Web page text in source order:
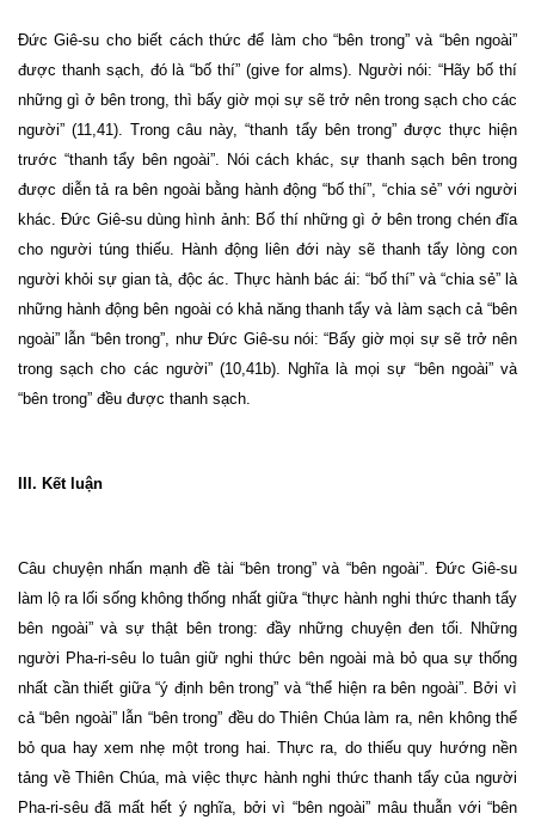
Đức Giê-su cho biết cách thức để làm cho “bên trong” và “bên ngoài”
được thanh sạch, đó là “bố thí” (give for alms). Người nói: “Hãy bố thí
những gì ở bên trong, thì bấy giờ mọi sự sẽ trở nên trong sạch cho các
người” (11,41). Trong câu này, “thanh tẩy bên trong” được thực hiện
trước “thanh tẩy bên ngoài”. Nói cách khác, sự thanh sạch bên trong
được diễn tả ra bên ngoài bằng hành động “bố thí”, “chia sẻ” với người
khác. Đức Giê-su dùng hình ảnh: Bố thí những gì ở bên trong chén đĩa
cho người túng thiếu. Hành động liên đới này sẽ thanh tẩy lòng con
người khỏi sự gian tà, độc ác. Thực hành bác ái: “bố thí” và “chia sẻ” là
những hành động bên ngoài có khả năng thanh tẩy và làm sạch cả “bên
ngoài” lẫn “bên trong”, như Đức Giê-su nói: “Bấy giờ mọi sự sẽ trở nên
trong sạch cho các người” (10,41b). Nghĩa là mọi sự “bên ngoài” và
“bên trong” đều được thanh sạch.
III. Kết luận
Câu chuyện nhấn mạnh đề tài “bên trong” và “bên ngoài”. Đức Giê-su
làm lộ ra lối sống không thống nhất giữa “thực hành nghi thức thanh tẩy
bên ngoài” và sự thật bên trong: đầy những chuyện đen tối. Những
người Pha-ri-sêu lo tuân giữ nghi thức bên ngoài mà bỏ qua sự thống
nhất cần thiết giữa “ý định bên trong” và “thể hiện ra bên ngoài”. Bởi vì
cả “bên ngoài” lẫn “bên trong” đều do Thiên Chúa làm ra, nên không thể
bỏ qua hay xem nhẹ một trong hai. Thực ra, do thiếu quy hướng nền
tảng về Thiên Chúa, mà việc thực hành nghi thức thanh tẩy của người
Pha-ri-sêu đã mất hết ý nghĩa, bởi vì “bên ngoài” mâu thuẫn với “bên